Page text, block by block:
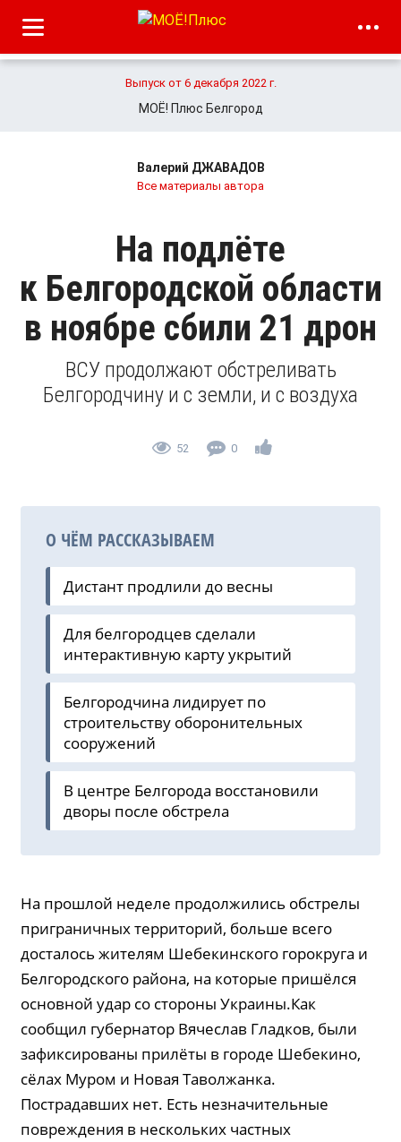
Выпуск от 6 декабря 2022 г.
МОЁ! Плюс Белгород
Валерий ДЖАВАДОВ
Все материалы автора
На подлёте
к Белгородской области
в ноябре сбили 21 дрон
ВСУ продолжают обстреливать
Белгородчину и с земли, и с воздуха
52 0
О ЧЁМ РАССКАЗЫВАЕМ
Дистант продлили до весны
Для белгородцев сделали
интерактивную карту укрытий
Белгородчина лидирует по
строительству оборонительных
сооружений
В центре Белгорода восстановили
дворы после обстрела
На прошлой неделе продолжились обстрелы
приграничных территорий, больше всего
досталось жителям Шебекинского горокруга и
Белгородского района, на которые пришёлся
основной удар со стороны Украины.Как
сообщил губернатор Вячеслав Гладков, были
зафиксированы прилёты в городе Шебекино,
сёлах Муром и Новая Таволжанка.
Пострадавших нет. Есть незначительные
повреждения в нескольких частных